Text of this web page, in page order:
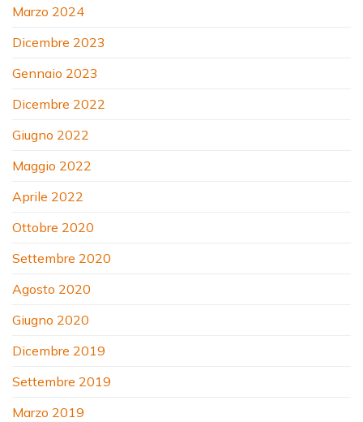
Marzo 2024
Dicembre 2023
Gennaio 2023
Dicembre 2022
Giugno 2022
Maggio 2022
Aprile 2022
Ottobre 2020
Settembre 2020
Agosto 2020
Giugno 2020
Dicembre 2019
Settembre 2019
Marzo 2019